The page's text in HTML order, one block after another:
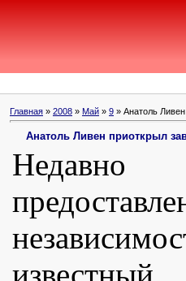
Главная » 2008 » Май » 9 » Анатоль
Анатоль Ливен приоткрыл